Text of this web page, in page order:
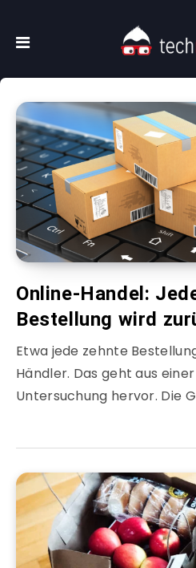
Online-Handel:
Bestellung wird
Etwa jede zehnte
Händler. Das geht aus
Untersuchung hervor. Die